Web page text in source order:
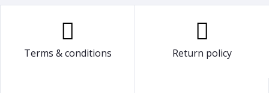
Terms & conditions Return policy